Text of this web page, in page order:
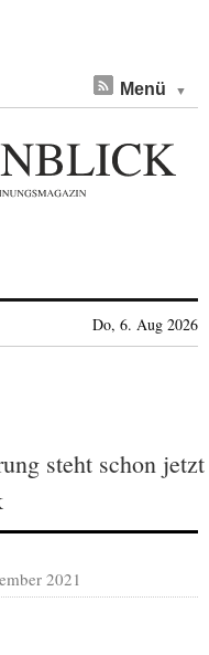
Menü
Do, 6. Aug 2026
steht schon jetzt
2021